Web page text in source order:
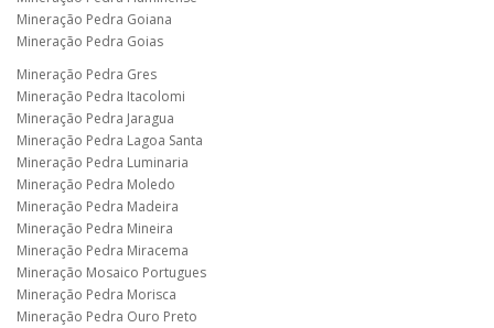
Mineração Pedra Goiana
Mineração Pedra Goias
Mineração Pedra Gres
Mineração Pedra Itacolomi
Mineração Pedra Jaragua
Mineração Pedra Lagoa Santa
Mineração Pedra Luminaria
Mineração Pedra Moledo
Mineração Pedra Madeira
Mineração Pedra Mineira
Mineração Pedra Miracema
Mineração Mosaico Portugues
Mineração Pedra Morisca
Mineração Pedra Ouro Preto